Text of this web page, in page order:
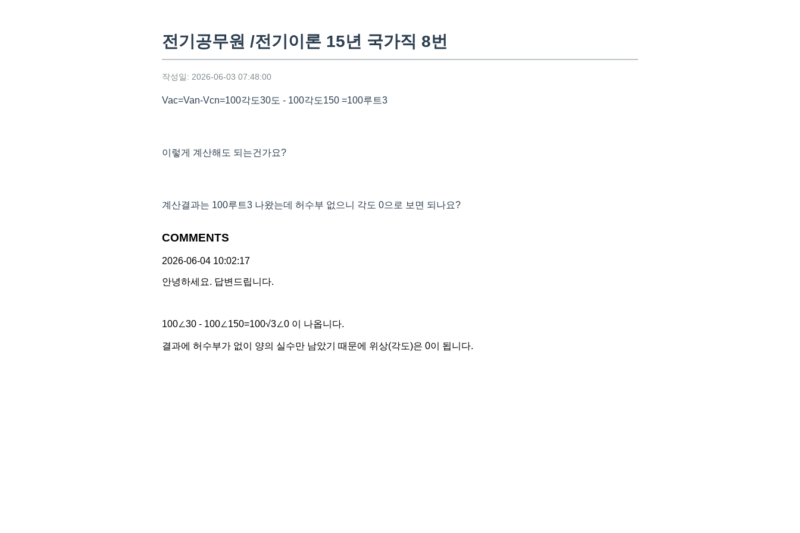
전기공무원 /전기이론 15년 국가직 8번
작성일: 2026-06-03 07:48:00
Vac=Van-Vcn=100각도30도 - 100각도150 =100루트3
이렇게 계산해도 되는건가요?
계산결과는 100루트3 나왔는데 허수부 없으니 각도 0으로 보면 되나요?
COMMENTS
2026-06-04 10:02:17
안녕하세요. 답변드립니다.
100∠30 - 100∠150=100√3∠0 이 나옵니다.
결과에 허수부가 없이 양의 실수만 남았기 때문에 위상(각도)은 0이 됩니다.